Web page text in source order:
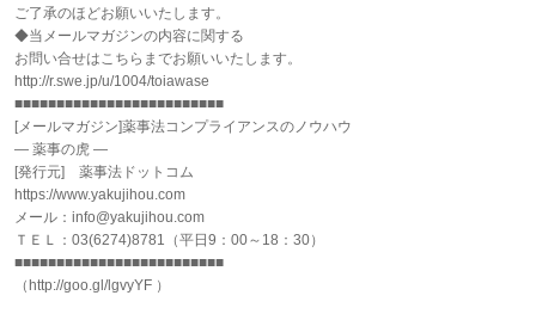
ご了承のほどお願いいたします。
◆当メールマガジンの内容に関する
お問い合せはこちらまでお願いいたします。
http://r.swe.jp/u/1004/toiawase
■■■■■■■■■■■■■■■■■■■■■■■■■
[メールマガジン]薬事法コンプライアンスのノウハウ
― 薬事の虎 ―
[発行元] 薬事法ドットコム
https://www.yakujihou.com
メール：info@yakujihou.com
ＴＥＬ：03(6274)8781（平日9：00～18：30）
■■■■■■■■■■■■■■■■■■■■■■■■■
（http://goo.gl/lgvyYF ）